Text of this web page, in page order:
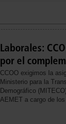
Laborales:
por el
CCOO exigimos la
Ministerio para la
Demográfico
AEMET a cargo de